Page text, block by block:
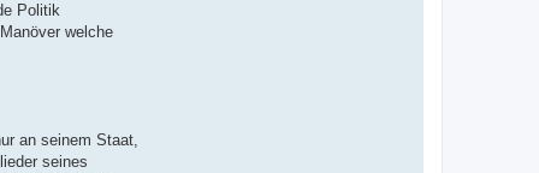
Politik
welche
an seinem Staat,
seines